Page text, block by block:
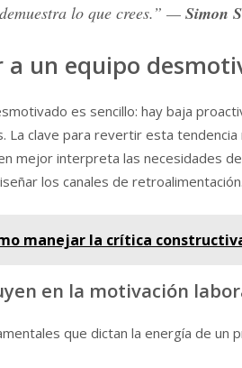
lo que crees.” — Simon
un equipo
es sencillo: hay baja
La clave para revertir esta tendencia
mejor interpreta las necesidades
los canales de retroalimentación.
manejar la crítica
en la motivación
que dictan la energía de un